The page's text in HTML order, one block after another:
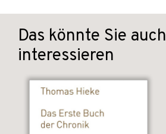
Das könnte Sie auch
interessieren